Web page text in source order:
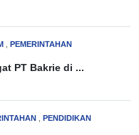
PEMERINTAHAN
PT Bakrie di ...
PENDIDIKAN